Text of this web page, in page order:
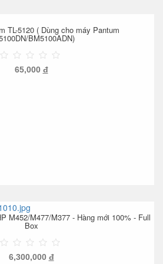
TL-5120 ( Dùng cho máy Pantum
BM5100ADN)
65,000 đ
M452/M477/M377 - Hàng mới 100% - Full
Box
6,300,000 đ